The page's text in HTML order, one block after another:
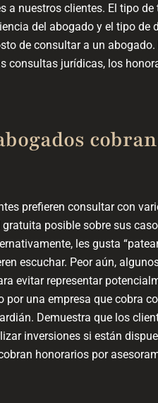
nuestros clientes. El tipo de
del abogado y el tipo de
de consultar a un
consultas jurídicas, los
cobran
prefieren consultar con
posible sobre sus
les gusta
escuchar. Peor aún,
evitar representar
una empresa que cobra
Demuestra que los
inversiones si están
honorarios por